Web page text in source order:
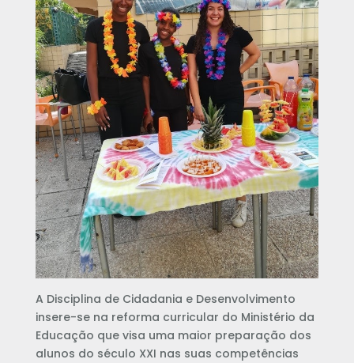
A Disciplina de Cidadania e Desenvolvimento
insere-se na reforma curricular do Ministério da
Educação que visa uma maior preparação dos
alunos do século XXI nas suas competências